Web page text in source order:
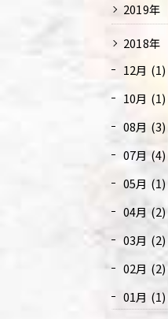
2019年
2018年
12月 (1)
10月 (1)
08月 (3)
07月 (4)
05月 (1)
04月 (2)
03月 (2)
02月 (2)
01月 (1)